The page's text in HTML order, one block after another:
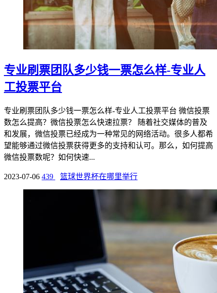
专业刷票团队多少钱一票怎么样-专业人
工投票平台
专业刷票团队多少钱一票怎么样-专业人工投票平台 微信投票
数怎么提高？微信投票怎么快速拉票？ 随着社交媒体的普及
和发展，微信投票已经成为一种常见的网络活动。很多人都希
望能够通过微信投票获得更多的支持和认可。那么，如何提高
微信投票数呢？如何快速...
2023-07-06 439 篮球世界杯在哪里举行